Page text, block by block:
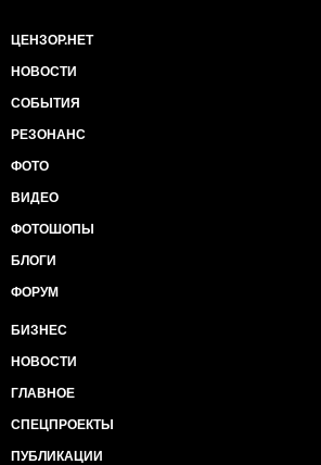
ЦЕНЗОР.НЕТ
НОВОСТИ
СОБЫТИЯ
РЕЗОНАНС
ФОТО
ВИДЕО
ФОТОШОПЫ
БЛОГИ
ФОРУМ
БИЗНЕС
НОВОСТИ
ГЛАВНОЕ
СПЕЦПРОЕКТЫ
ПУБЛИКАЦИИ